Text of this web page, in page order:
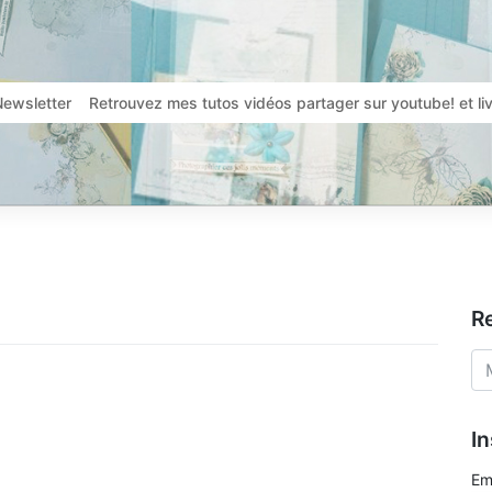
Retrouvez mes tutos vidéos partager sur youtube! et